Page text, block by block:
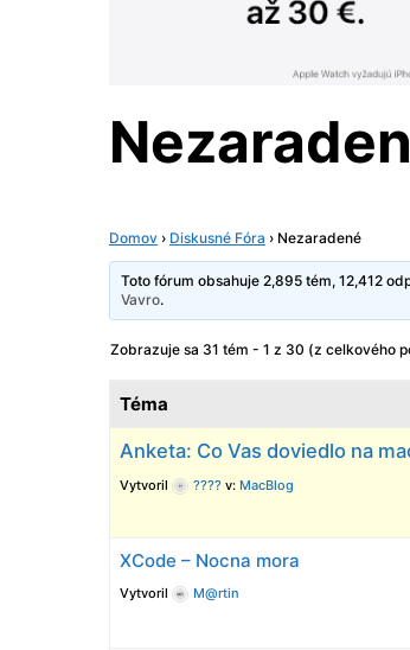
Domov › Diskusné Fóra › Nezaradené
Toto fórum obsahuje 2,895 tém, 12,412
Vavro.
Zobrazuje sa 31 tém - 1 z 30 (z celkového
Téma
Anketa: Co Vas doviedlo na
Vytvoril ???? v: MacBlog
XCode – Nocna mora
Vytvoril M@rtin